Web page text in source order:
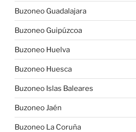
Buzoneo Guadalajara
Buzoneo Guipúzcoa
Buzoneo Huelva
Buzoneo Huesca
Buzoneo Islas Baleares
Buzoneo Jaén
Buzoneo La Coruña